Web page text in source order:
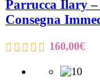
Parrucca Ilary –
Consegna
160,00€